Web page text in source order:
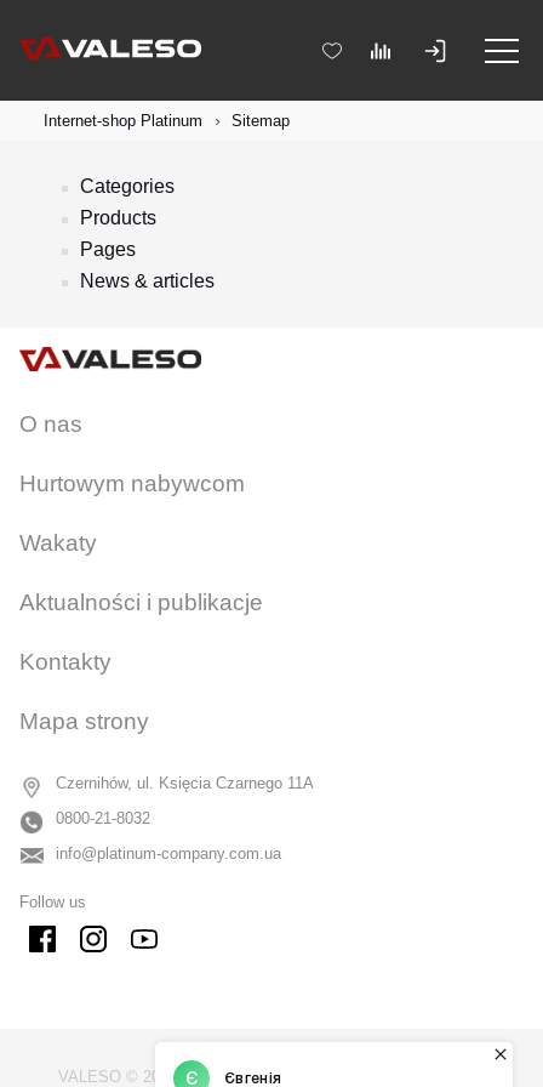
Internet-shop Platinum Sitemap
Categories
Products
Pages
News & articles
O nas
Hurtowym nabywcom
Wakaty
Aktualności i publikacje
Kontakty
Mapa strony
Czernihów, ul. Księcia Czarnego 11A
0800-21-8032
info@platinum-company.com.ua
Follow us
VALESO © 2009 - 2026